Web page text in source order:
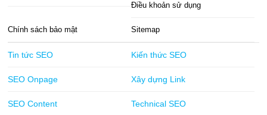
Điều khoản sử dụng
Chính sách bảo mật Sitemap
Tin tức SEO Kiến thức SEO
SEO Onpage Xây dựng Link
SEO Content Technical SEO